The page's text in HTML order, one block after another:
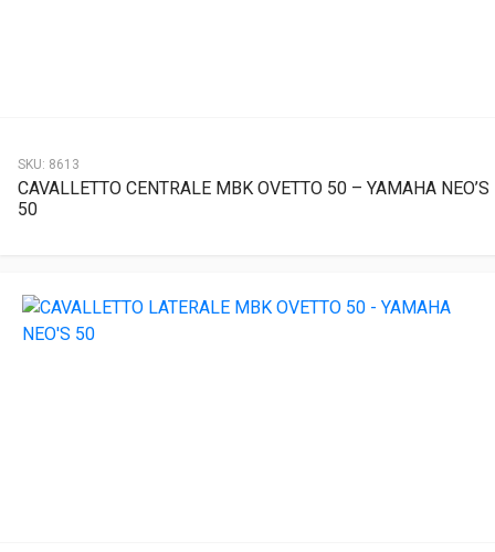
SKU: 8613
CAVALLETTO CENTRALE MBK OVETTO 50 – YAMAHA NEO’S
50